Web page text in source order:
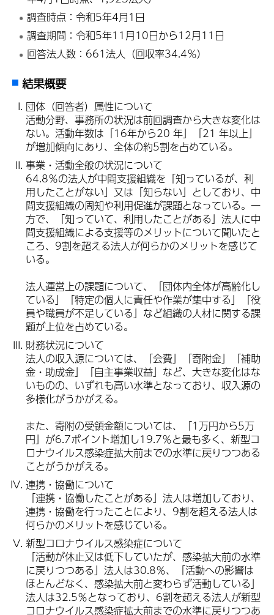
調査時点：令和5年4月1日
調査期間：令和5年11月10日から12月11日
回答法人数：661法人（回収率34.4％）
結果概要
団体（回答者）属性について
活動分野、事務所の状況は前回調査から大きな変化は
ない。活動年数は「16年から20 年」「21 年以上」
が増加傾向にあり、全体の約5割を占めている。
事業・活動全般の状況について
64.8％の法人が中間支援組織を「知っているが、利
用したことがない」又は「知らない」としており、中
間支援組織の周知や利用促進が課題となっている。一
方で、「知っていて、利用したことがある」法人に中
間支援組織による支援等のメリットについて聞いたと
ころ、9割を超える法人が何らかのメリットを感じて
いる。
法人運営上の課題について、「団体内全体が高齢化し
ている」「特定の個人に責任や作業が集中する」「役
員や職員が不足している」など組織の人材に関する課
題が上位を占めている。
財務状況について
法人の収入源については、「会費」「寄附金」「補助
金・助成金」「自主事業収益」など、大きな変化はな
いものの、いずれも高い水準となっており、収入源の
多様化がうかがえる。
また、寄附の受領金額については、「1万円から5万
円」が6.7ポイント増加し19.7％と最も多く、新型コ
ロナウイルス感染症拡大前までの水準に戻りつつある
ことがうかがえる。
連携・協働について
「連携・協働したことがある」法人は増加しており、
連携・協働を行ったことにより、9割を超える法人は
何らかのメリットを感じている。
新型コロナウイルス感染症について
「活動が休止又は低下していたが、感染拡大前の水準
に戻りつつある」法人は30.8％、「活動への影響は
ほとんどなく、感染拡大前と変わらず活動している」
法人は32.5％となっており、6割を超える法人が新型
コロナウイルス感染症拡大前までの水準に戻りつつあ